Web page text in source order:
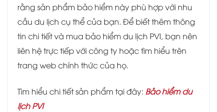
rằng sản phẩm bảo hiểm này phù hợp với nhu
cầu du lịch cụ thể của bạn. Để biết thêm thông
tin chi tiết và mua bảo hiểm du lịch PVI, bạn nên
liên hệ trực tiếp với công ty hoặc tìm hiểu trên
trang web chính thức của họ.
Tìm hiểu chi tiết sản phẩm tại đây: Bảo hiểm du
lịch PVI